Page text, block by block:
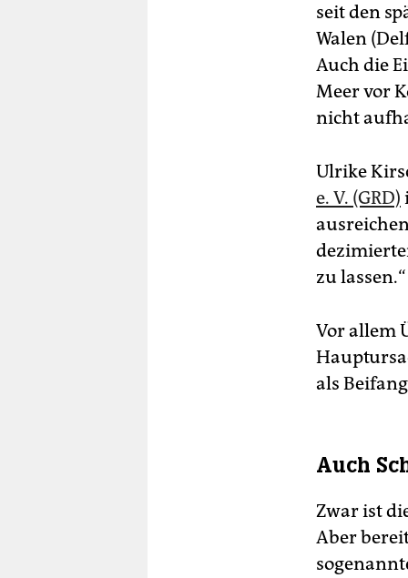
seit den
Walen
Auch die
Meer vor
nicht
Ulrike
e. V. (GRD)
zu lassen.“
Vor allem
als
Auch
Zwar ist
Aber